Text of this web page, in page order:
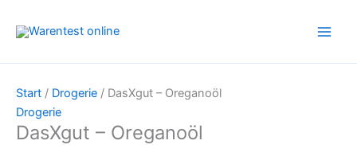
Inhalt
Start / Drogerie / DasXgut – Oreganoöl
Drogerie
DasXgut – Oreganoöl